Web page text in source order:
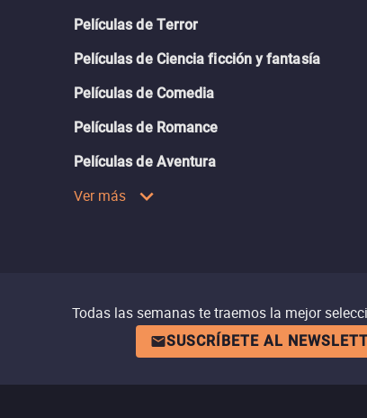
Películas de Terror
Películas de Ciencia ficción y fantasía
Películas de Comedia
Películas de Romance
Películas de Aventura
Ver más
Todas las semanas te traemos la mejor
SUSCRÍBETE AL